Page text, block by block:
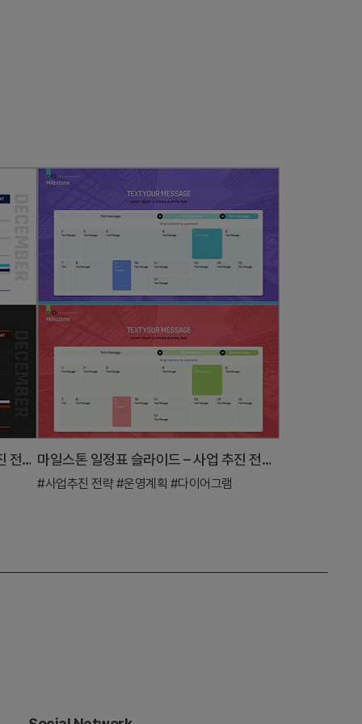
스타트업 회사 일정 로드맵 – 사업 추진 전략을 담은 테이블 마일스톤 일정표 슬라이드 – 사업 추진 전략의 흐름
#사업추진 전략 #운영계획 #다이어그램